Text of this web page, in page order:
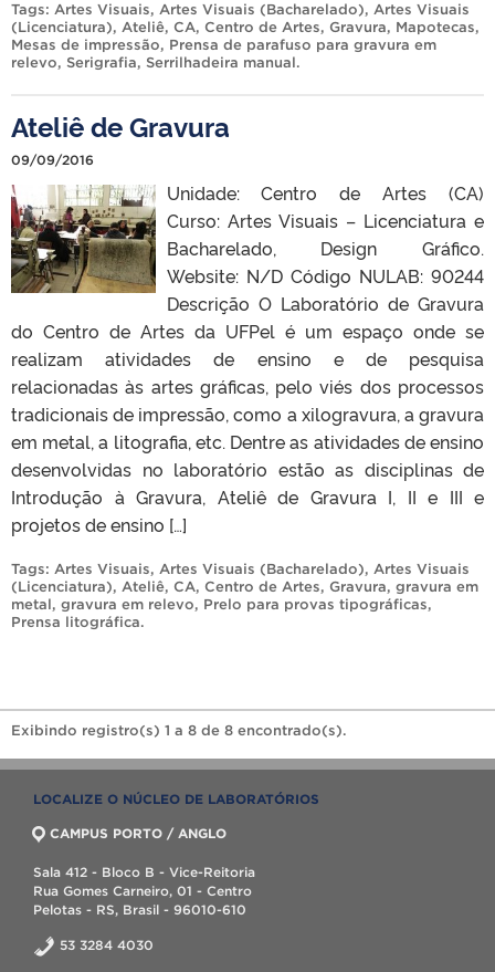
Tags: Artes Visuais, Artes Visuais (Bacharelado), Artes Visuais
(Licenciatura), Ateliê, CA, Centro de Artes, Gravura, Mapotecas,
Mesas de impressão, Prensa de parafuso para gravura em
relevo, Serigrafia, Serrilhadeira manual.
Ateliê de Gravura
09/09/2016
Unidade: Centro de Artes (CA)
Curso: Artes Visuais – Licenciatura e
Bacharelado, Design Gráfico.
Website: N/D Código NULAB: 90244
Descrição O Laboratório de Gravura
do Centro de Artes da UFPel é um espaço onde se
realizam atividades de ensino e de pesquisa
relacionadas às artes gráficas, pelo viés dos processos
tradicionais de impressão, como a xilogravura, a gravura
em metal, a litografia, etc. Dentre as atividades de ensino
desenvolvidas no laboratório estão as disciplinas de
Introdução à Gravura, Ateliê de Gravura I, II e III e
projetos de ensino […]
Tags: Artes Visuais, Artes Visuais (Bacharelado), Artes Visuais
(Licenciatura), Ateliê, CA, Centro de Artes, Gravura, gravura em
metal, gravura em relevo, Prelo para provas tipográficas,
Prensa litográfica.
Exibindo registro(s) 1 a 8 de 8 encontrado(s).
LOCALIZE O NÚCLEO DE LABORATÓRIOS
CAMPUS PORTO / ANGLO
Sala 412 - Bloco B - Vice-Reitoria
Rua Gomes Carneiro, 01 - Centro
Pelotas - RS, Brasil - 96010-610
53 3284 4030